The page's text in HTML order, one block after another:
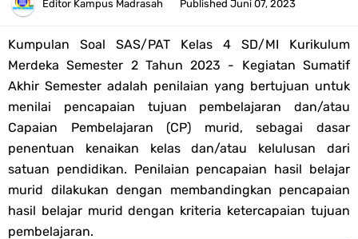
Tahun 2026
Bank Soal PAT Semester 2 Kelas 4 SD/MI Tahun 2026
Pendaftaran Akun Google Workspace bagi GTK Madrasah
Panduan GOOGLE WORKSPACE (GWS) Untuk Guru Madrasah
Bank Soal ASAT/PAT Kelas 5 SD/MI Kurikulum Merdeka Tahun 2026
Bank Soal PAT Kelas 6 SD/MI Semester 2 Kurikulum Merdeka Tahun
Editor Kampus Madrasah Published Juni 07, 2023
Kumpulan Soal SAS/PAT Kelas 4 SD/MI Kurikulum
Merdeka Semester 2 Tahun 2023 - Kegiatan Sumatif
Akhir Semester adalah penilaian yang bertujuan untuk
menilai pencapaian tujuan pembelajaran dan/atau
Capaian Pembelajaran (CP) murid, sebagai dasar
penentuan kenaikan kelas dan/atau kelulusan dari
satuan pendidikan. Penilaian pencapaian hasil belajar
murid dilakukan dengan membandingkan pencapaian
hasil belajar murid dengan kriteria ketercapaian tujuan
pembelajaran.